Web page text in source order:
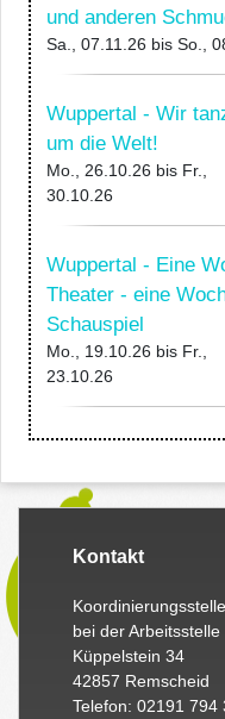
und anderen
Sa., 07.11.26 bis So.,
Wuppertal - Wir
um die Welt!
Mo., 26.10.26 bis Fr.,
30.10.26
Wuppertal - Eine
Theater - eine
Schauspiel
Mo., 19.10.26 bis Fr.,
23.10.26
Kontakt
bei der
Küppelstein 34
42857 Remscheid
Telefon: 02191 794